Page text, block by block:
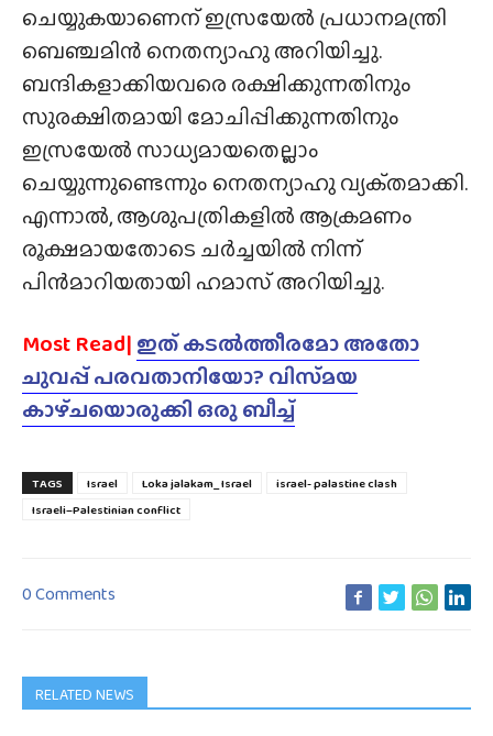
ചെയ്യുകയാണെന് ഇസ്രയേൽ പ്രധാനമന്ത്രി
ബെഞ്ചമിൻ നെതന്യാഹു അറിയിച്ചു.
ബന്ദികളാക്കിയവരെ രക്ഷിക്കുന്നതിനും
സുരക്ഷിതമായി മോചിപ്പിക്കുന്നതിനും
ഇസ്രയേൽ സാധ്യമായതെല്ലാം
ചെയ്യുന്നുണ്ടെന്നും നെതന്യാഹു വ്യക്‌തമാക്കി.
എന്നാൽ, ആശുപത്രികളിൽ ആക്രമണം
രൂക്ഷമായതോടെ ചർച്ചയിൽ നിന്ന്
പിൻമാറിയതായി ഹമാസ് അറിയിച്ചു.
Most Read| ഇത് കടൽത്തീരമോ അതോ
ചുവപ്പ് പരവതാനിയോ? വിസ്‌മയ
കാഴ്‌ചയൊരുക്കി ഒരു ബീച്ച്
TAGS Israel Loka jalakam_ Israel
israel- palastine clash
Israeli–Palestinian conflict
0 Comments
RELATED NEWS